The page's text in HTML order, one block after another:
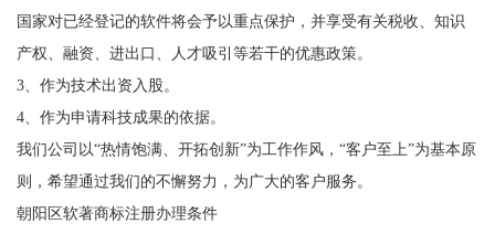
国家对已经登记的软件将会予以重点保护，并享受有关税收、知识
产权、融资、进出口、人才吸引等若干的优惠政策。
3、作为技术出资入股。
4、作为申请科技成果的依据。
我们公司以“热情饱满、开拓创新”为工作作风，“客户至上”为基本原
则，希望通过我们的不懈努力，为广大的客户服务。
朝阳区软著商标注册办理条件